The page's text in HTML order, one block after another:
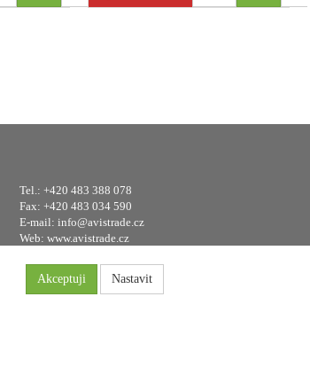
Tel.: +420 483 388 078
Fax: +420 483 034 590
E-mail: info@avistrade.cz
Web: www.avistrade.cz
Akceptuji Nastavit